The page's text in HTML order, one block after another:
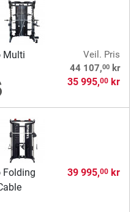
Multi
Veil. Pris
44 107,00kr
35 995,00kr
Folding
39 995,00kr